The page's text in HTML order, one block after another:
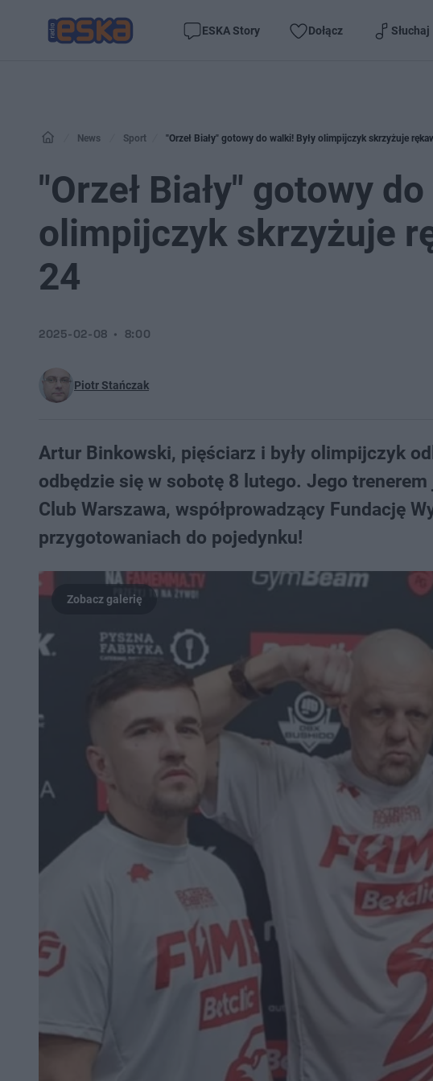
ESKA Story Dołącz Słuchaj
News Sport "Orzeł Biały" gotowy do walki! Były olimpijczyk skrzyżuje
"Orzeł Biały" gotowy
olimpijczyk skrzyżuje
24
Piotr Stańczak
2025-02-08 8:00
Artur Binkowski, pięściarz i były olimpijczyk
odbędzie się w sobotę 8 lutego. Jego
Club Warszawa, współprowadzący Fundację
przygotowaniach do pojedynku!